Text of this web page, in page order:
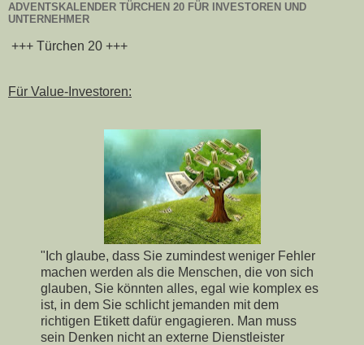
ADVENTSKALENDER TÜRCHEN 20 FÜR INVESTOREN UND
UNTERNEHMER
+++ Türchen 20 +++
Für Value-Investoren:
"Ich glaube, dass Sie zumindest weniger Fehler
machen werden als die Menschen, die von sich
glauben, Sie könnten alles, egal wie komplex es
ist, in dem Sie schlicht jemanden mit dem
richtigen Etikett dafür engagieren. Man muss
sein Denken nicht an externe Dienstleister